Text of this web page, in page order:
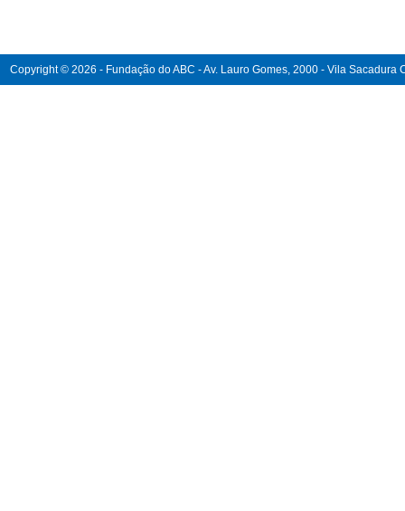
Copyright © 2026 - Fundação do ABC - Av. Lauro Gomes, 2000 - Vila